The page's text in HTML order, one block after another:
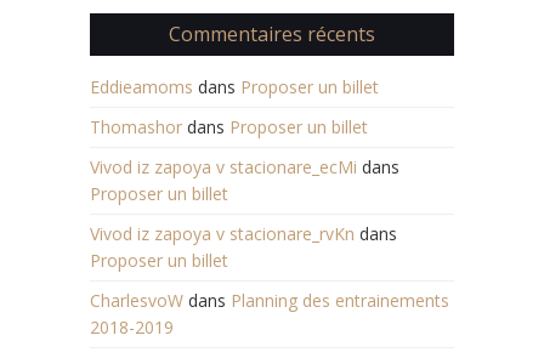
Commentaires récents
Eddieamoms dans Proposer un billet
Thomashor dans Proposer un billet
Vivod iz zapoya v stacionare_ecMi dans
Proposer un billet
Vivod iz zapoya v stacionare_rvKn dans
Proposer un billet
CharlesvoW dans Planning des entrainements
2018-2019